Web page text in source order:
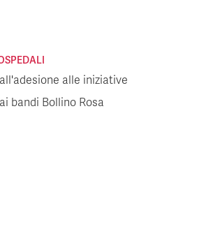
alle iniziative
bandi Bollino Rosa